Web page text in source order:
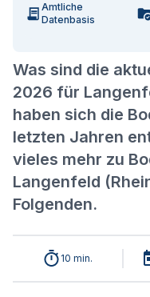
Was sind die
2026 für
haben sich die
letzten Jahren
vieles mehr zu
Langenfeld
Folgenden.
Amtliche
Datenbasis
10 min.